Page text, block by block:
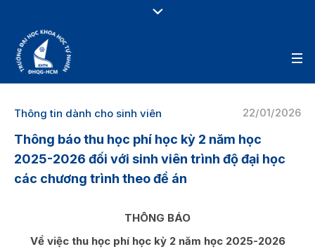
22/01/2026
Thông tin dành cho sinh viên
Thông báo thu học phí học kỳ 2 năm học
2025-2026 đối với sinh viên trình độ đại học
các chương trình theo đề án
THÔNG BÁO
Về việc thu học phí học kỳ 2 năm học 2025-2026